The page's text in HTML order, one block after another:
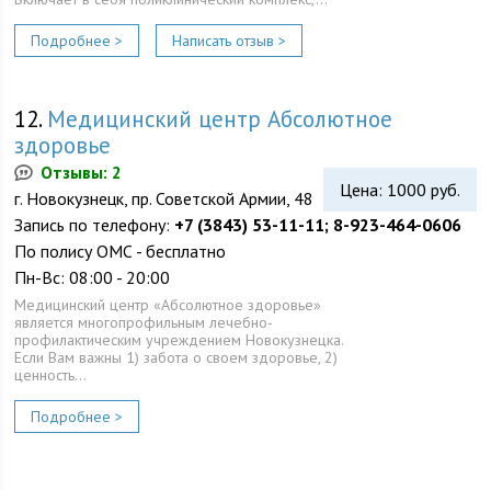
Подробнее > Написать отзыв >
12. Медицинский центр Абсолютное
здоровье
Цена: 1000 руб.
Отзывы: 2
г. Новокузнецк, пр. Советской Армии, 48
Запись по телефону: +7 (3843) 53-11-11; 8-923-464-0606
По полису ОМС - бесплатно
Пн-Вс: 08:00 - 20:00
Медицинский центр «Абсолютное здоровье»
является многопрофильным лечебно-
профилактическим учреждением Новокузнецка.
Если Вам важны 1) забота о своем здоровье, 2)
ценность…
Подробнее >